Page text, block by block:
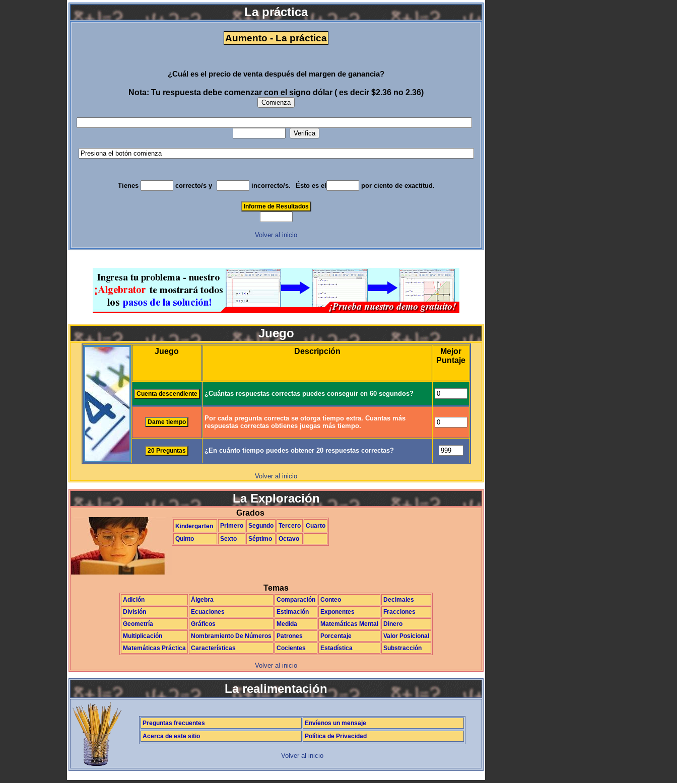
La práctica
Aumento - La práctica
¿Cuál es el precio de venta después del margen de ganancia?
Nota: Tu respuesta debe comenzar con el signo dólar ( es decir $2.36 no 2.36)
Tienes correcto/s y incorrecto/s. Ésto es el por ciento de exactitud.
Volver al inicio
Juego
Juego Descripción
Mejor
Puntaje
¿Cuántas respuestas correctas puedes conseguir en 60 segundos?
Por cada pregunta correcta se otorga tiempo extra. Cuantas más
respuestas correctas obtienes juegas más tiempo.
¿En cuánto tiempo puedes obtener 20 respuestas correctas?
Volver al inicio
La Exploración
Grados
Kindergarten Primero Segundo Tercero
Cuarto
Quinto
Sexto Séptimo Octavo
Temas
Adición Álgebra Comparación Conteo
Decimales
División
Ecuaciones Estimación Exponentes
Fracciones
Geometría
Gráficos Medida Matemáticas Mental
Dinero
Multiplicación
Nombramiento De Números Patrones Porcentaje
Valor Posicional
Matemáticas Práctica
Características Cocientes Estadística Substracción
Volver al inicio
La realimentación
Preguntas frecuentes
Envíenos un mensaje
Acerca de este sitio
Política de Privacidad
Volver al inicio